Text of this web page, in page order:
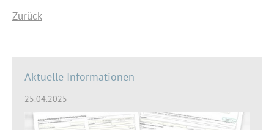
Zurück
Aktuelle Informationen
25.04.2025